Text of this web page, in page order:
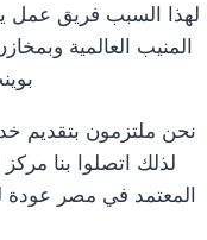
لهذا السبب فريق عمل
المنيب العالمية
نحن ملتزمون بتقديم
لذلك اتصلوا بنا
المعتمد في مصر عودة